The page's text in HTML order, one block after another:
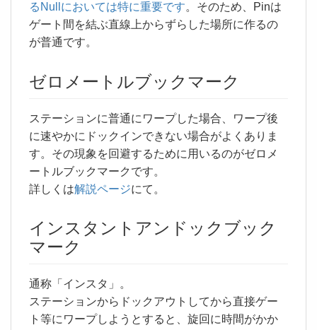
るNullにおいては特に重要です。そのため、Pinは
ゲート間を結ぶ直線上からずらした場所に作るの
が普通です。
ゼロメートルブックマーク
ステーションに普通にワープした場合、ワープ後
に速やかにドックインできない場合がよくありま
す。その現象を回避するために用いるのがゼロメ
ートルブックマークです。
詳しくは解説ページにて。
インスタントアンドックブック
マーク
通称「インスタ」。
ステーションからドックアウトしてから直接ゲー
ト等にワープしようとすると、旋回に時間がかか